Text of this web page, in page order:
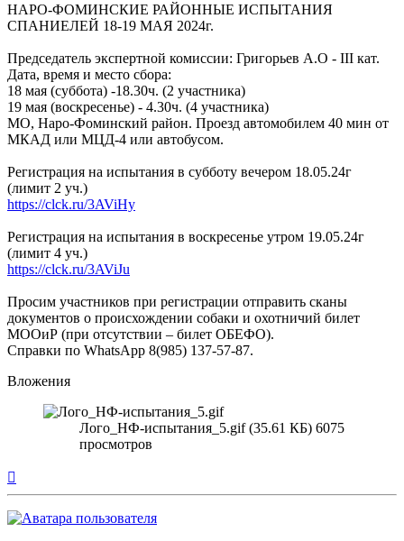
НАРО-ФОМИНСКИЕ РАЙОННЫЕ ИСПЫТАНИЯ
СПАНИЕЛЕЙ 18-19 МАЯ 2024г.
Председатель экспертной комиссии: Григорьев А.О - III кат.
Дата, время и место сбора:
18 мая (суббота) -18.30ч. (2 участника)
19 мая (воскресенье) - 4.30ч. (4 участника)
МО, Наро-Фоминский район. Проезд автомобилем 40 мин от
МКАД или МЦД-4 или автобусом.
Регистрация на испытания в субботу вечером 18.05.24г
(лимит 2 уч.)
https://clck.ru/3AViHy
Регистрация на испытания в воскресенье утром 19.05.24г
(лимит 4 уч.)
https://clck.ru/3AViJu
Просим участников при регистрации отправить сканы
документов о происхождении собаки и охотничий билет
МООиР (при отсутствии – билет ОБЕФО).
Справки по WhatsApp 8(985) 137-57-87.
Вложения
Лого_НФ-испытания_5.gif (35.61 КБ) 6075
просмотров